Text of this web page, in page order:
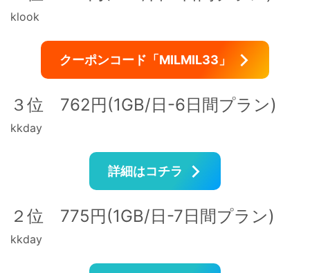
klook
クーポンコード「MILMIL33」
３位 762円(1GB/日-6日間プラン)
kkday
詳細はコチラ
２位 775円(1GB/日-7日間プラン)
kkday